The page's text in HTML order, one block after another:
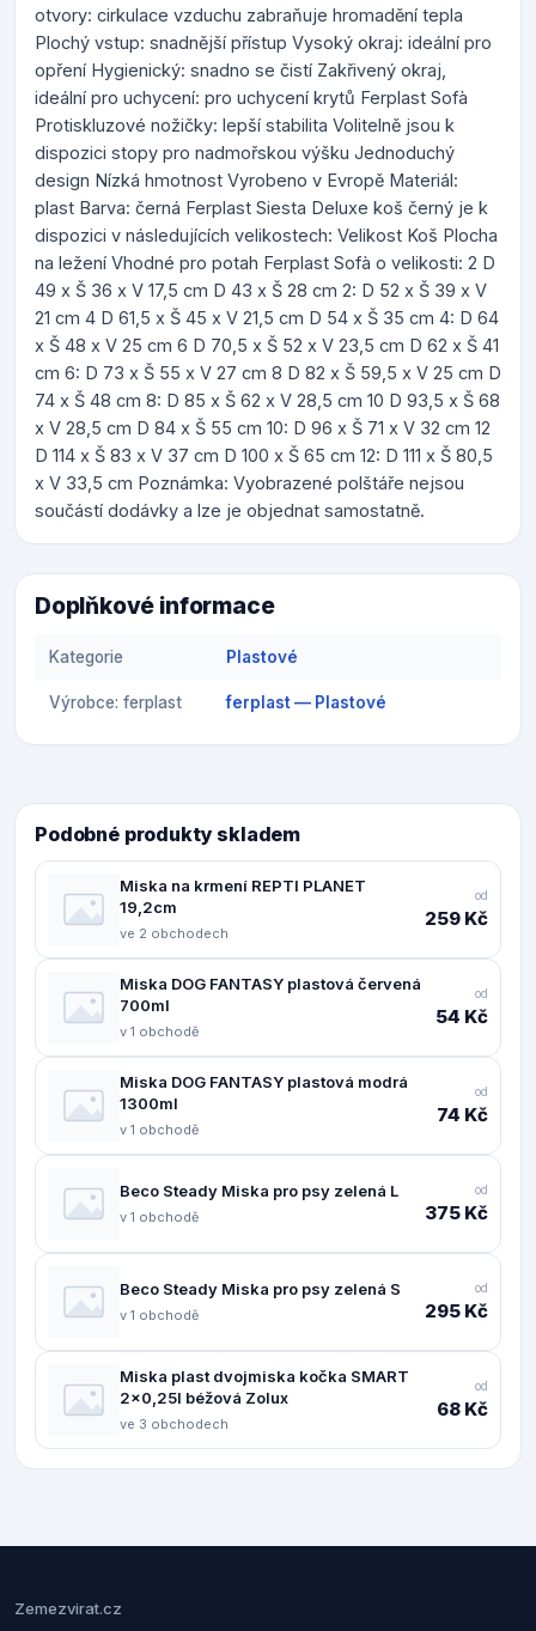
otvory: cirkulace vzduchu zabraňuje hromadění tepla
Plochý vstup: snadnější přístup Vysoký okraj: ideální pro
opření Hygienický: snadno se čistí Zakřivený okraj,
ideální pro uchycení: pro uchycení krytů Ferplast Sofà
Protiskluzové nožičky: lepší stabilita Volitelně jsou k
dispozici stopy pro nadmořskou výšku Jednoduchý
design Nízká hmotnost Vyrobeno v Evropě Materiál:
plast Barva: černá Ferplast Siesta Deluxe koš černý je k
dispozici v následujících velikostech: Velikost Koš Plocha
na ležení Vhodné pro potah Ferplast Sofà o velikosti: 2 D
49 x Š 36 x V 17,5 cm D 43 x Š 28 cm 2: D 52 x Š 39 x V
21 cm 4 D 61,5 x Š 45 x V 21,5 cm D 54 x Š 35 cm 4: D 64
x Š 48 x V 25 cm 6 D 70,5 x Š 52 x V 23,5 cm D 62 x Š 41
cm 6: D 73 x Š 55 x V 27 cm 8 D 82 x Š 59,5 x V 25 cm D
74 x Š 48 cm 8: D 85 x Š 62 x V 28,5 cm 10 D 93,5 x Š 68
x V 28,5 cm D 84 x Š 55 cm 10: D 96 x Š 71 x V 32 cm 12
D 114 x Š 83 x V 37 cm D 100 x Š 65 cm 12: D 111 x Š 80,5
x V 33,5 cm Poznámka: Vyobrazené polštáře nejsou
součástí dodávky a lze je objednat samostatně.
Doplňkové informace
Kategorie Plastové
Výrobce: ferplast ferplast — Plastové
Podobné produkty skladem
Miska na krmení REPTI PLANET
19,2cm
ve 2 obchodech
od
259 Kč
Miska DOG FANTASY plastová červená
700ml
v 1 obchodě
od
54 Kč
Miska DOG FANTASY plastová modrá
1300ml
v 1 obchodě
od
74 Kč
Beco Steady Miska pro psy zelená L
v 1 obchodě
od
375 Kč
Beco Steady Miska pro psy zelená S
v 1 obchodě
od
295 Kč
Miska plast dvojmiska kočka SMART
2x0,25l béžová Zolux
ve 3 obchodech
od
68 Kč
Zemezvirat.cz